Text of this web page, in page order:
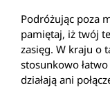
Podróżując poza
pamiętaj, iż twój
zasięg. W kraju o
stosunkowo
działają ani